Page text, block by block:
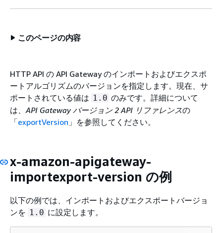
このページの内容
HTTP API の API Gateway のインポートおよびエクスポ
ートアルゴリズムのバージョンを指定します。現在、サ
ポートされている値は 1.0 のみです。詳細について
は、API Gateway バージョン 2 API リファレンスの
「exportVersion 」を参照してください。
x-amazon-apigateway-
importexport-version の例
以下の例では、インポートおよびエクスポートバージョ
ンを 1.0 に設定します。